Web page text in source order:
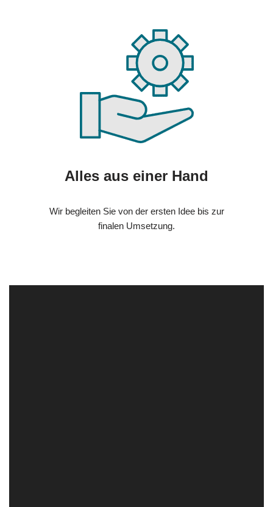
Alles aus einer Hand
Wir begleiten Sie von der ersten Idee bis zur
finalen Umsetzung.